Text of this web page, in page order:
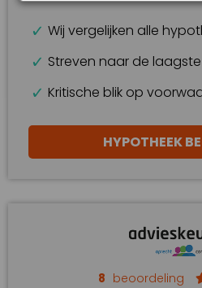
Wij vergelijken alle
Streven naar de
Kritische blik op
HYPOTHEEK
8 beoordeling